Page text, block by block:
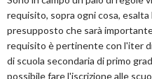
requisito, sopra ogni cosa,
presupposto che sarà
requisito è pertinente con l'iter
di scuola secondaria di primo
possibile fare l'iscrizione alle